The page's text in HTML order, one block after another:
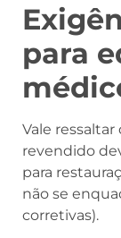
para
Vale
revendido
para
não se
corretivas).